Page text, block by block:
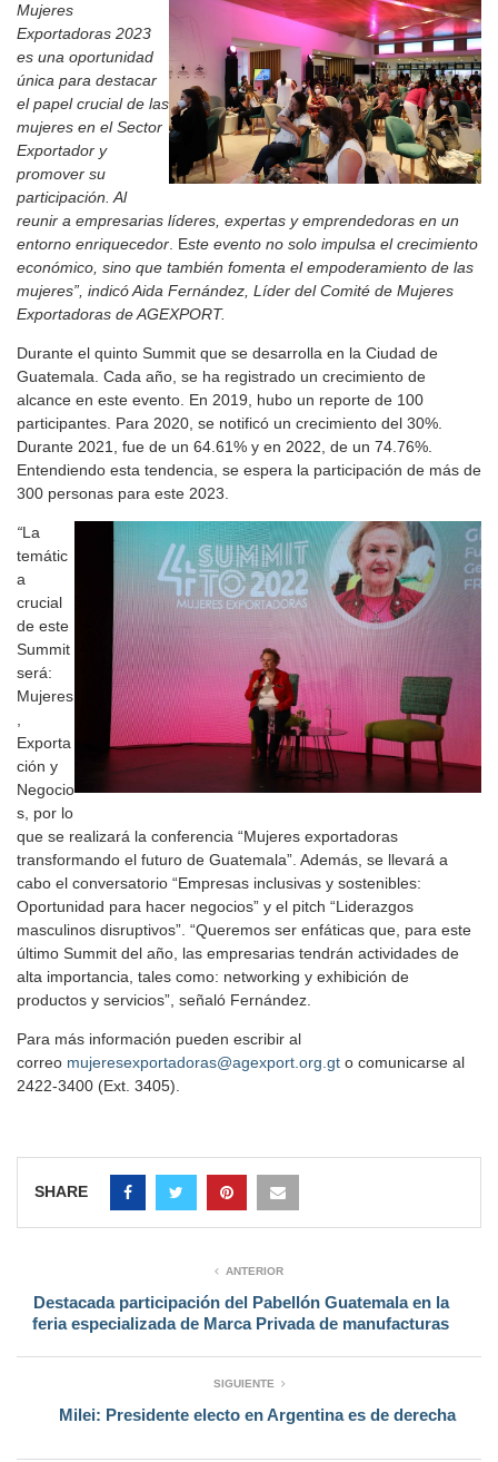
Mujeres
Exportadoras 2023
es una oportunidad
única para destacar
el papel crucial de las
mujeres en el Sector
Exportador y
promover su
participación. Al
reunir a empresarias líderes, expertas y emprendedoras en un
entorno enriquecedor . Este evento no solo impulsa el crecimiento
económico, sino que también fomenta el empoderamiento de las
mujeres”, indicó Aida Fernández, Líder del Comité de Mujeres
Exportadoras de AGEXPORT.
Durante el quinto Summit que se desarrolla en la Ciudad de
Guatemala. Cada año, se ha registrado un crecimiento de
alcance en este evento. En 2019, hubo un reporte de 100
participantes. Para 2020, se notificó un crecimiento del 30%.
Durante 2021, fue de un 64.61% y en 2022, de un 74.76%.
Entendiendo esta tendencia, se espera la participación de más de
300 personas para este 2023.
“La
temátic
a
crucial
de este
Summit
será:
Mujeres
Exporta
ción y
Negocio
s, por lo
que se realizará la conferencia “Mujeres exportadoras
transformando el futuro de Guatemala”. Además, se llevará a
cabo el conversatorio “Empresas inclusivas y sostenibles:
Oportunidad para hacer negocios” y el pitch “Liderazgos
masculinos disruptivos”. “Queremos ser enfáticas que, para este
último Summit del año, las empresarias tendrán actividades de
alta importancia, tales como: networking y exhibición de
productos y servicios”, señaló Fernández.
Para más información pueden escribir al
correo mujeresexportadoras@agexport.org.gt o comunicarse al
2422-3400 (Ext. 3405).
SHARE
ANTERIOR
Destacada participación del Pabellón Guatemala en la
feria especializada de Marca Privada de manufacturas
SIGUIENTE
Milei: Presidente electo en Argentina es de derecha